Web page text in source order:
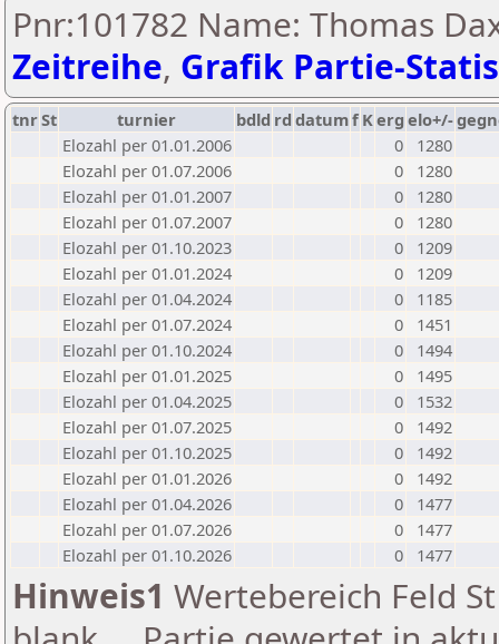
Pnr:101782 Name: Thomas
Zeitreihe, Grafik Partie-
tnrSt turnier bdld rd datumf Kerg elo+/-
Elozahl per 01.01.2006
0
1280
Elozahl per 01.07.2006
0
1280
Elozahl per 01.01.2007
0
1280
Elozahl per 01.07.2007
0
1280
Elozahl per 01.10.2023
0
1209
Elozahl per 01.01.2024
0
1209
Elozahl per 01.04.2024
0
1185
Elozahl per 01.07.2024
0
1451
Elozahl per 01.10.2024
0
1494
Elozahl per 01.01.2025
0
1495
Elozahl per 01.04.2025
0
1532
Elozahl per 01.07.2025
0
1492
Elozahl per 01.10.2025
0
1492
Elozahl per 01.01.2026
0
1492
Elozahl per 01.04.2026
0
1477
Elozahl per 01.07.2026
0
1477
Elozahl per 01.10.2026
0 1477
Hinweis1 Wertebereich Feld